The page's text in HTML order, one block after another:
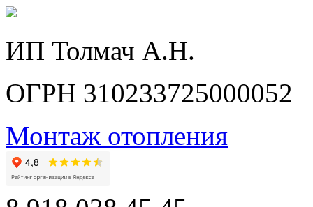
ИП Толмач А.Н.
ОГРН 310233725000052
Монтаж отопления